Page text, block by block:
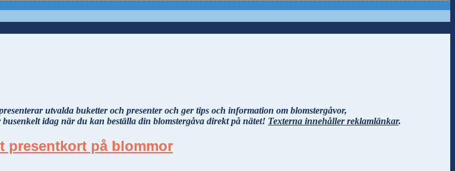
utvalda buketter och presenter och ger tips och information om blomstergåvor,
idag när du kan beställa din blomstergåva direkt på nätet! Texterna innehåller reklamlänkar.
presentkort på blommor